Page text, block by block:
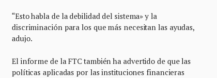
“Esto habla de la debilidad del sistema» y la
discriminación para los que más necesitan las ayudas,
adujo.
El informe de la FTC también ha advertido de que las
políticas aplicadas por las instituciones financieras